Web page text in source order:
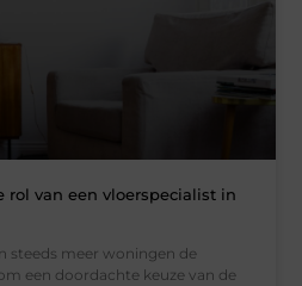
rol van een vloerspecialist in
steeds meer woningen de
een doordachte keuze van de